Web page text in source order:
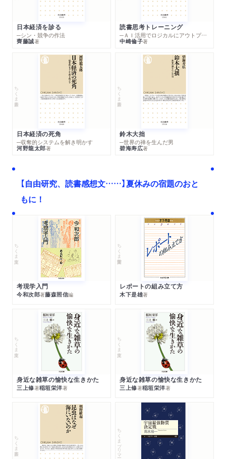
日本経済を診る
─シン・競争の作法
齊藤誠著
読書思考トレーニング
─ＡＩ活用でロジカルにアウトプットする技法
中崎倫子著
ちくま新書
日本経済の死角
─収奪的システムを解き明かす
河野龍太郎著
ちくま新書
鈴木大拙
─世界の禅を生んだ男
碧海寿広著
【自由研究、読書感想文……】夏休みの宿題のおと
もに！
ちくま文庫
考現学入門
今和次郎著藤森照信編
ちくま学芸文庫
レポートの組み立て方
木下是雄著
ちくま文庫
身近な雑草の愉快な生きかた
三上修著稲垣栄洋著
ちくま文庫
身近な雑草の愉快な生きかた
三上修著稲垣栄洋著
ちくま新書 ちくまプリマー新書